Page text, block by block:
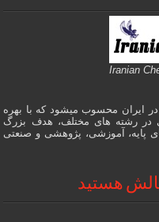
Iranian
ایران محسوب میشود که با بهره
در رشته های مختلف، هدف بزرگ
پایه، آموزشی، پژوهشی و صنعتی
هستید